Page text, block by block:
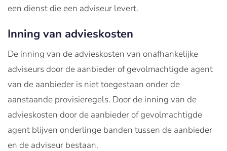
een dienst die een adviseur levert.
Inning van advieskosten
De inning van de advieskosten van onafhankelijke
adviseurs door de aanbieder of gevolmachtigde agent
van de aanbieder is niet toegestaan onder de
aanstaande provisieregels. Door de inning van de
advieskosten door de aanbieder of gevolmachtigde
agent blijven onderlinge banden tussen de aanbieder
en de adviseur bestaan.